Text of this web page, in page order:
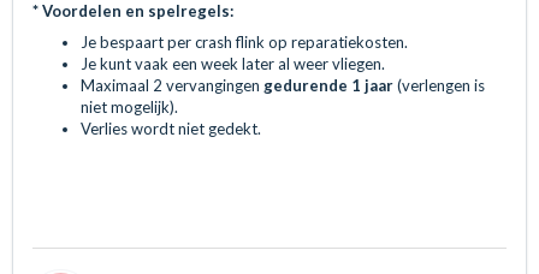
* Voordelen en spelregels:
Je bespaart per crash flink op reparatiekosten.
Je kunt vaak een week later al weer vliegen.
Maximaal 2 vervangingen gedurende 1 jaar(verlengen is
niet mogelijk).
Verlies wordt niet gedekt.